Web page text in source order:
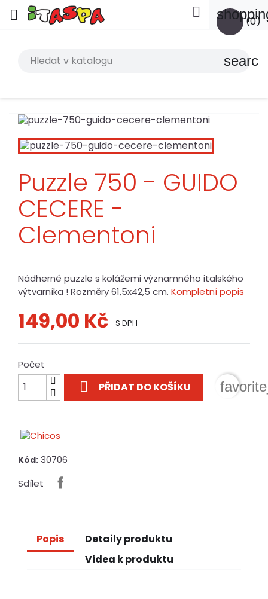
 (0)

search
Puzzle 750 - GUIDO
CECERE -
Clementoni
Nádherné puzzle s kolážemi významného italského
výtvarníka ! Rozměry 61,5x42,5 cm. Kompletní popis
149,00 Kč S DPH
Počet
 PŘIDAT DO KOŠÍKU
Kód: 30706
Sdílet
Popis
Detaily produktu
Videa k produktu